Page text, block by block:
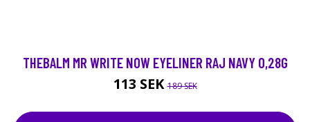
THEBALM MR WRITE NOW EYELINER RAJ NAVY 0,28G
113 SEK189 SEK